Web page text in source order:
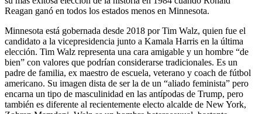
Reagan ganó en todos los estados menos en Minnesota.
Minnesota está gobernada desde 2018 por Tim Walz, quien fue el
candidato a la vicepresidencia junto a Kamala Harris en la última
elección. Tim Walz representa una cara amigable y un hombre “de
bien” con valores que podrían considerarse tradicionales. Es un
padre de familia, ex maestro de escuela, veterano y coach de fútbol
americano. Su imagen dista de ser la de un “aliado feminista” pero
encarna un tipo de masculinidad en las antípodas de Trump, pero
también es diferente al recientemente electo alcalde de New York,